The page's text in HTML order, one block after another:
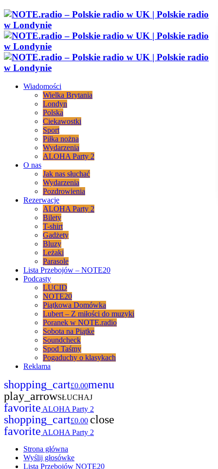
Wiadomości
Wielka Brytania
Londyn
Polska
Ciekawostki
Sport
Piłka nożna
Wydarzenia
ALOHA Party 2
O nas
Jak nas słuchać
Wydarzenia
Pozdrowienia
Rezerwacje
ALOHA Party 2
Bilety
T-shirt
Gadżety
Bluzy
Leżaki
Parasole
Lista Przebojów – NOTE20
Podcasty
LUCID
NOTE20
Piątkowa Domówka
Lubert – Z miłości do muzyki
Poranek w NOTE.radio
Sobota na Piątke
Soundcheck
Spod Taśmy
Pogaduchy o klasykach
Reklama
shopping_cart£0.00menu
play_arrowSŁUCHAJ
favorite ALOHA Party 2
shopping_cart£0.00 close
favorite ALOHA Party 2
Strona główna
Wyślij głosówke
Lista Przebojów NOTE20